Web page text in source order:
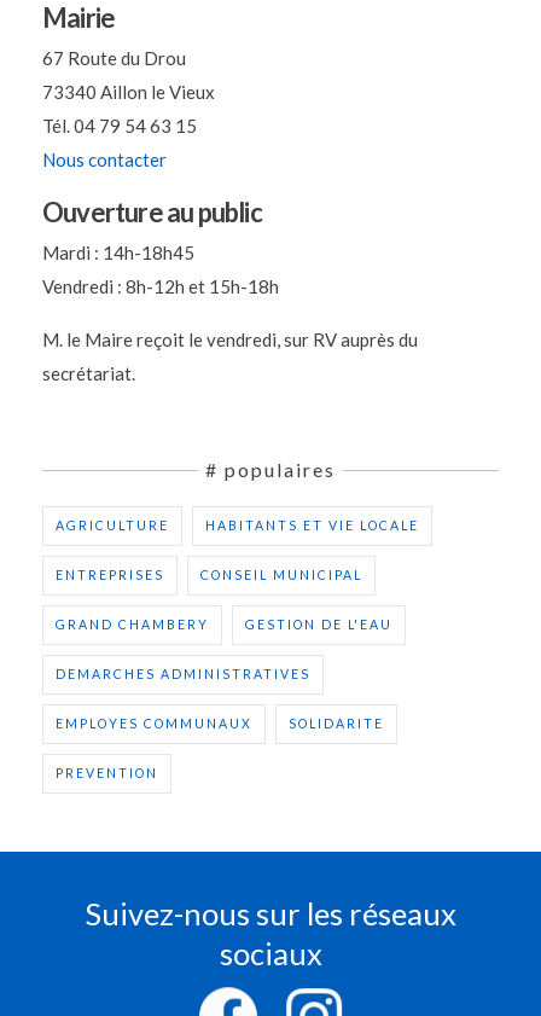
Mairie
67 Route du Drou
73340 Aillon le Vieux
Tél. 04 79 54 63 15
Nous contacter
Ouverture au public
Mardi : 14h-18h45
Vendredi : 8h-12h et 15h-18h
M. le Maire reçoit le vendredi, sur RV auprès du
secrétariat.
# populaires
AGRICULTURE HABITANTS ET VIE LOCALE
ENTREPRISES CONSEIL MUNICIPAL
GRAND CHAMBERY GESTION DE L'EAU
DEMARCHES ADMINISTRATIVES
EMPLOYES COMMUNAUX SOLIDARITE
PREVENTION
Suivez-nous sur les réseaux
sociaux